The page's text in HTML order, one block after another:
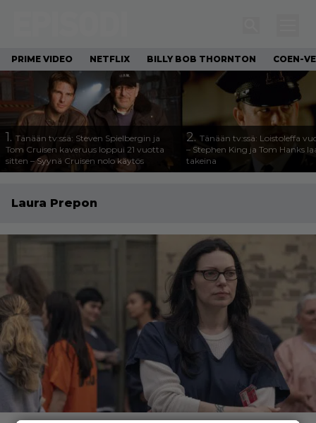
PRIME VIDEO NETFLIX BILLY BOB THORNTON COEN-
1. Tänään tv:ssä: Steven Spielbergin ja
Tom Cruisen kaveruus loppui 21 vuotta
sitten – Syynä Cruisen nolo käytös
2. Tänään tv:ssä: Loistoleffa
– Stephen King ja Tom Hanks
takeina
Laura Prepon